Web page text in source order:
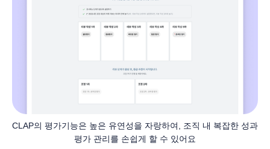
CLAP의 평가기능은 높은 유연성을 자랑하여, 조직 내 복잡한 성과
평가 관리를 손쉽게 할 수 있어요